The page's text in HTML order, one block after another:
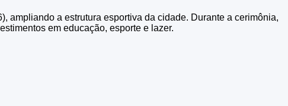
ampliando a estrutura esportiva da cidade. Durante a cerimônia,
em educação, esporte e lazer.